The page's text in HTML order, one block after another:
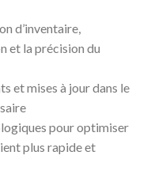
d’inventaire,
et la précision du
et mises à jour dans le
pour optimiser
plus rapide et